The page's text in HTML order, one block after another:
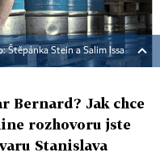
Štěpánka Stein a Salim Issa
Bernard? Jak chce
rozhovoru jste
Stanislava